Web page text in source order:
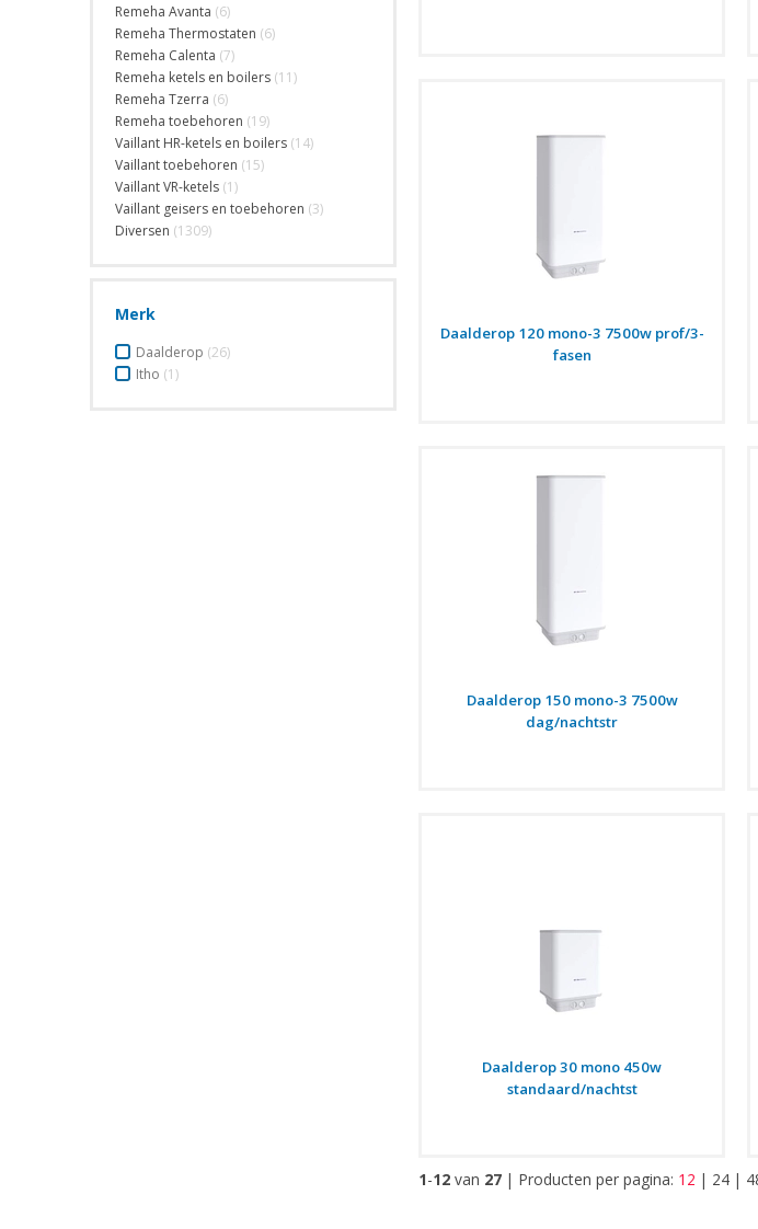
Remeha Avanta (6)
Remeha Thermostaten (6)
Remeha Calenta (7)
Remeha ketels en boilers (11)
Remeha Tzerra (6)
Remeha toebehoren (19)
Vaillant HR-ketels en boilers (14)
Vaillant toebehoren (15)
Vaillant VR-ketels (1)
Vaillant geisers en toebehoren (3)
Diversen (1309)
Merk
Daalderop (26)
Itho (1)
Daalderop 120 mono-3 7500w prof/3-
fasen
Daalderop 150 mono-3 7500w
dag/nachtstr
Daalderop 30 mono 450w
standaard/nachtst
1-12 van 27 | Producten per pagina: 12 | 24 |